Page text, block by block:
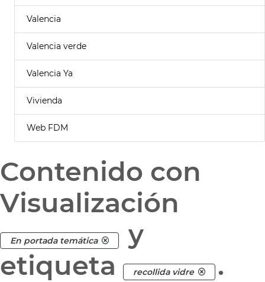
Valencia
Valencia verde
Valencia Ya
Vivienda
Web FDM
Contenido con
Visualización
En portada temática
y
etiqueta
recollida vidre .